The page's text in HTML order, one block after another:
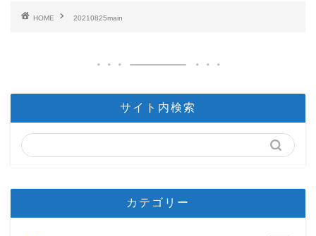
HOME 20210825main
サイト内検索
カテゴリー